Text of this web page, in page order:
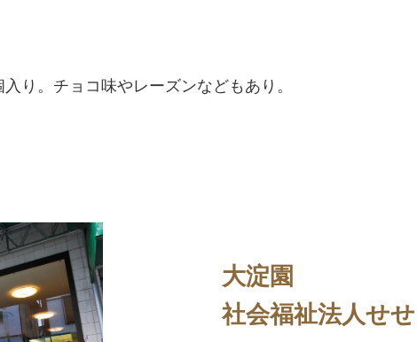
り。チョコ味やレーズンなどもあり。
大淀園
社会福祉法人せ